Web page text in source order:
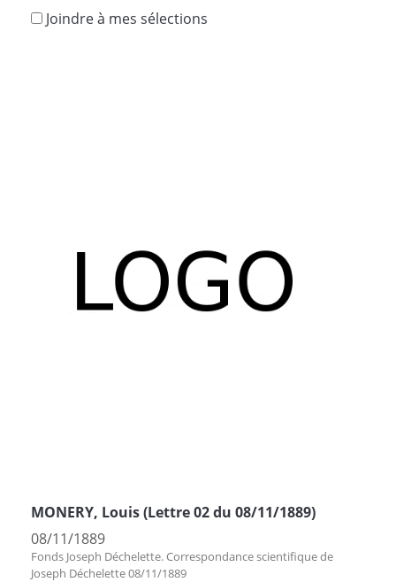
Joindre à mes sélections
MONERY, Louis (Lettre 02 du 08/11/1889)
08/11/1889
Fonds Joseph Déchelette. Correspondance scientifique de
Joseph Déchelette 08/11/1889